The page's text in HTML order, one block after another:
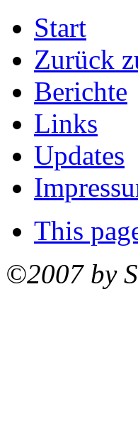
Start
Zurück
Berichte
Links
Updates
This
©2007 by